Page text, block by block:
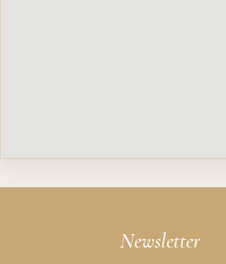
Newsletter